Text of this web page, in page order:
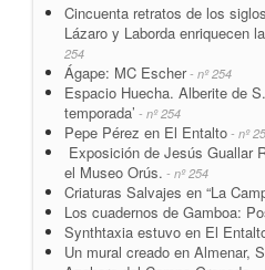
Cincuenta retratos de los
Lázaro y Laborda enriquecen
254
Ágape: MC Escher- nº 254
Espacio Huecha. Alberite de
temporada’ - nº 254
Pepe Pérez en El Entalto - nº
Exposición de Jesús Guallar
el Museo Orús. - nº 254
Criaturas Salvajes en “La
Los cuadernos de Gamboa:
Synthtaxia estuvo en El
Un mural creado en Almenar,